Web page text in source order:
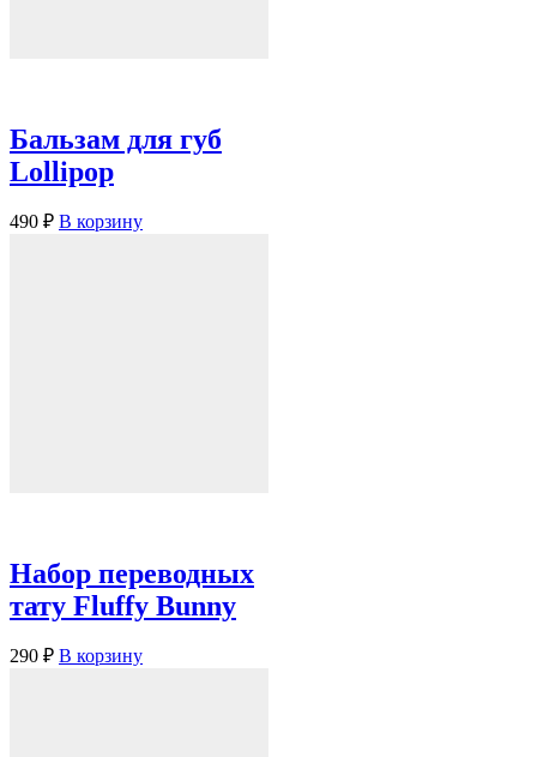
Бальзам для губ
Lollipop
490 ₽ В корзину
Набор переводных
тату Fluffy Bunny
290 ₽ В корзину